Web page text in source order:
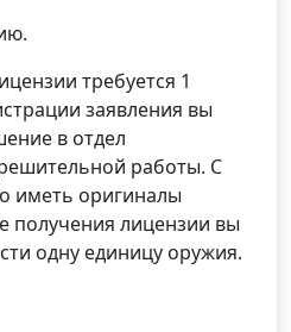
требуется 1
заявления вы
в отдел
работы. С
иметь оригиналы
получения лицензии вы
одну единицу оружия.